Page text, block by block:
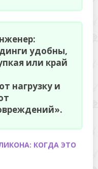
удобны,
или край
нагрузку и
КОГДА ЭТО